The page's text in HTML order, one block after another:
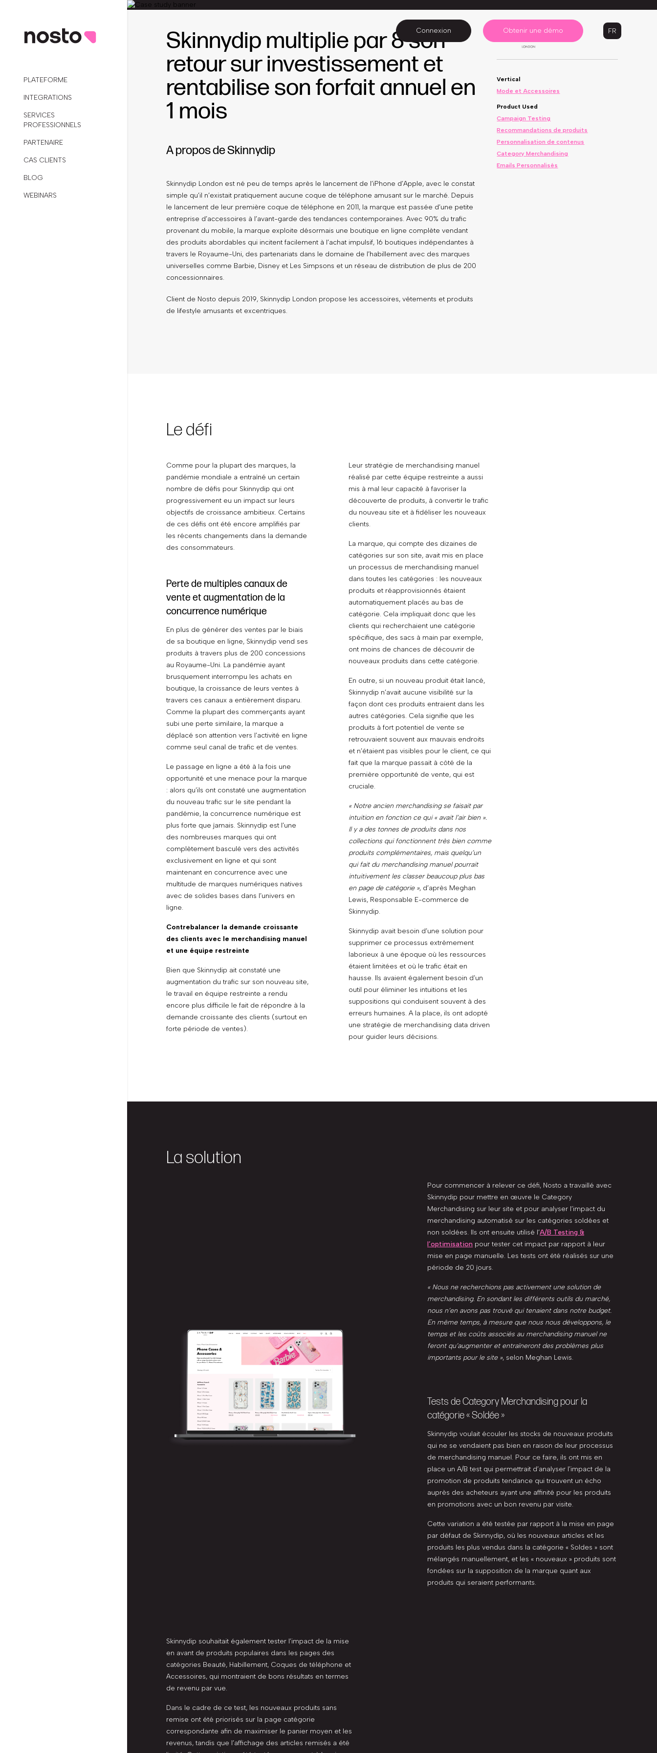
PLATEFORME
INTEGRATIONS
SERVICES
PROFESSIONNELS
PARTENAIRE
CAS CLIENTS
BLOG
WEBINARS
Connexion Obtenir une démo FR
Skinnydip multiplie par 8 son
retour sur investissement et
rentabilise son forfait annuel en
1 mois
A propos de Skinnydip
Skinnydip London est né peu de temps après le lancement de l’iPhone d’Apple, avec le constat
simple qu’il n’existait pratiquement aucune coque de téléphone amusant sur le marché. Depuis
le lancement de leur première coque de téléphone en 2011, la marque est passée d’une petite
entreprise d’accessoires à l’avant-garde des tendances contemporaines. Avec 90% du trafic
provenant du mobile, la marque exploite désormais une boutique en ligne complète vendant
des produits abordables qui incitent facilement à l’achat impulsif, 16 boutiques indépendantes à
travers le Royaume-Uni, des partenariats dans le domaine de l’habillement avec des marques
universelles comme Barbie, Disney et Les Simpsons et un réseau de distribution de plus de 200
concessionnaires.
Client de Nosto depuis 2019, Skinnydip London propose les accessoires, vêtements et produits
de lifestyle amusants et excentriques.
Vertical
Mode et Accessoires
Product Used
Campaign Testing
Recommandations de produits
Personnalisation de contenus
Category Merchandising
Emails Personnalisés
Le défi
Comme pour la plupart des marques, la
pandémie mondiale a entraîné un certain
nombre de défis pour Skinnydip qui ont
progressivement eu un impact sur leurs
objectifs de croissance ambitieux. Certains
de ces défis ont été encore amplifiés par
les récents changements dans la demande
des consommateurs.
Perte de multiples canaux de
vente et augmentation de la
concurrence numérique
En plus de générer des ventes par le biais
de sa boutique en ligne, Skinnydip vend ses
produits à travers plus de 200 concessions
au Royaume-Uni. La pandémie ayant
brusquement interrompu les achats en
boutique, la croissance de leurs ventes à
travers ces canaux a entièrement disparu.
Comme la plupart des commerçants ayant
subi une perte similaire, la marque a
déplacé son attention vers l’activité en ligne
comme seul canal de trafic et de ventes.
Le passage en ligne a été à la fois une
opportunité et une menace pour la marque
: alors qu’ils ont constaté une augmentation
du nouveau trafic sur le site pendant la
pandémie, la concurrence numérique est
plus forte que jamais. Skinnydip est l’une
des nombreuses marques qui ont
complètement basculé vers des activités
exclusivement en ligne et qui sont
maintenant en concurrence avec une
multitude de marques numériques natives
avec de solides bases dans l’univers en
ligne.
Contrebalancer la demande croissante
des clients avec le merchandising manuel
et une équipe restreinte
Bien que Skinnydip ait constaté une
augmentation du trafic sur son nouveau site,
le travail en équipe restreinte a rendu
encore plus difficile le fait de répondre à la
demande croissante des clients (surtout en
forte période de ventes).
Leur stratégie de merchandising manuel
réalisé par cette équipe restreinte a aussi
mis à mal leur capacité à favoriser la
découverte de produits, à convertir le trafic
du nouveau site et à fidéliser les nouveaux
clients.
La marque, qui compte des dizaines de
catégories sur son site, avait mis en place
un processus de merchandising manuel
dans toutes les catégories : les nouveaux
produits et réapprovisionnés étaient
automatiquement placés au bas de
catégorie. Cela impliquait donc que les
clients qui recherchaient une catégorie
spécifique, des sacs à main par exemple,
ont moins de chances de découvrir de
nouveaux produits dans cette catégorie.
En outre, si un nouveau produit était lancé,
Skinnydip n’avait aucune visibilité sur la
façon dont ces produits entraient dans les
autres catégories. Cela signifie que les
produits à fort potentiel de vente se
retrouvaient souvent aux mauvais endroits
et n’étaient pas visibles pour le client, ce qui
fait que la marque passait à côté de la
première opportunité de vente, qui est
cruciale.
« Notre ancien merchandising se faisait par
intuition en fonction ce qui « avait l’air bien ».
Il y a des tonnes de produits dans nos
collections qui fonctionnent très bien comme
produits complémentaires, mais quelqu’un
qui fait du merchandising manuel pourrait
intuitivement les classer beaucoup plus bas
en page de catégorie », d’après Meghan
Lewis, Responsable E-commerce de
Skinnydip.
Skinnydip avait besoin d’une solution pour
supprimer ce processus extrêmement
laborieux à une époque où les ressources
étaient limitées et où le trafic était en
hausse. Ils avaient également besoin d’un
outil pour éliminer les intuitions et les
suppositions qui conduisent souvent à des
erreurs humaines. A la place, ils ont adopté
une stratégie de merchandising data driven
pour guider leurs décisions.
La solution
Pour commencer à relever ce défi, Nosto a travaillé avec
Skinnydip pour mettre en œuvre le Category
Merchandising sur leur site et pour analyser l’impact du
merchandising automatisé sur les catégories soldées et
non soldées. Ils ont ensuite utilisé l’A/B Testing &
l’optimisation pour tester cet impact par rapport à leur
mise en page manuelle. Les tests ont été réalisés sur une
période de 20 jours.
« Nous ne recherchions pas activement une solution de
merchandising. En sondant les différents outils du marché,
nous n’en avons pas trouvé qui tenaient dans notre budget.
En même temps, à mesure que nous nous développons, le
temps et les coûts associés au merchandising manuel ne
feront qu’augmenter et entraîneront des problèmes plus
importants pour le site », selon Meghan Lewis.
Tests de Category Merchandising pour la
catégorie « Soldée »
Skinnydip voulait écouler les stocks de nouveaux produits
qui ne se vendaient pas bien en raison de leur processus
de merchandising manuel. Pour ce faire, ils ont mis en
place un A/B test qui permettrait d’analyser l’impact de la
promotion de produits tendance qui trouvent un écho
auprès des acheteurs ayant une affinité pour les produits
en promotions avec un bon revenu par visite.
Cette variation a été testée par rapport à la mise en page
par défaut de Skinnydip, où les nouveaux articles et les
produits les plus vendus dans la catégorie « Soldes » sont
mélangés manuellement, et les « nouveaux » produits sont
fondées sur la supposition de la marque quant aux
produits qui seraient performants.
Skinnydip souhaitait également tester l’impact de la mise
en avant de produits populaires dans les pages des
catégories Beauté, Habillement, Coques de téléphone et
Accessoires, qui montraient de bons résultats en termes
de revenu par vue.
Dans le cadre de ce test, les nouveaux produits sans
remise ont été priorisés sur la page catégorie
correspondante afin de maximiser le panier moyen et les
revenus, tandis que l’affichage des articles remisés a été